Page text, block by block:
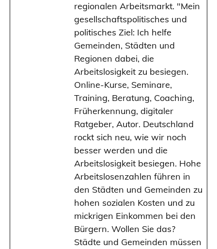
regionalen Arbeitsmarkt. "Mein
gesellschaftspolitisches und
politisches Ziel: Ich helfe
Gemeinden, Städten und
Regionen dabei, die
Arbeitslosigkeit zu besiegen.
Online-Kurse, Seminare,
Training, Beratung, Coaching,
Früherkennung, digitaler
Ratgeber, Autor. Deutschland
rockt sich neu, wie wir noch
besser werden und die
Arbeitslosigkeit besiegen. Hohe
Arbeitslosenzahlen führen in
den Städten und Gemeinden zu
hohen sozialen Kosten und zu
mickrigen Einkommen bei den
Bürgern. Wollen Sie das?
Städte und Gemeinden müssen